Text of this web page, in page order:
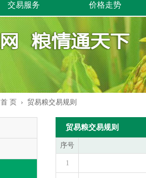
交易服务 价格走势
首 页 › 贸易粮交易规则
贸易粮交易规则
序号
1